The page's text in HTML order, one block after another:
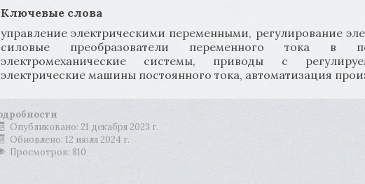
Ключевые слова
управление электрическими переменными, регулирование
силовые преобразователи переменного тока в
электромеханические системы, приводы с
электрические машины постоянного тока, автоматизация
Опубликовано: 21 декабря 2023 г.
Обновлено: 12 июля 2024 г.
Просмотров: 810